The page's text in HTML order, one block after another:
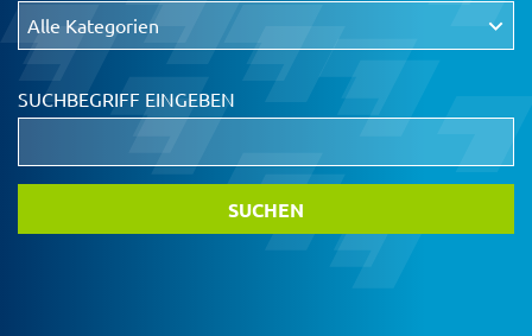
SUCHBEGRIFF EINGEBEN